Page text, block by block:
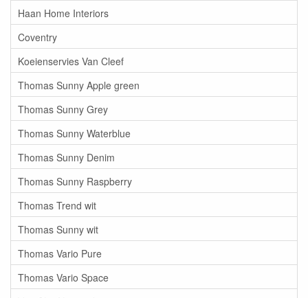
Haan Home Interiors
Coventry
Koeienservies Van Cleef
Thomas Sunny Apple green
Thomas Sunny Grey
Thomas Sunny Waterblue
Thomas Sunny Denim
Thomas Sunny Raspberry
Thomas Trend wit
Thomas Sunny wit
Thomas Vario Pure
Thomas Vario Space